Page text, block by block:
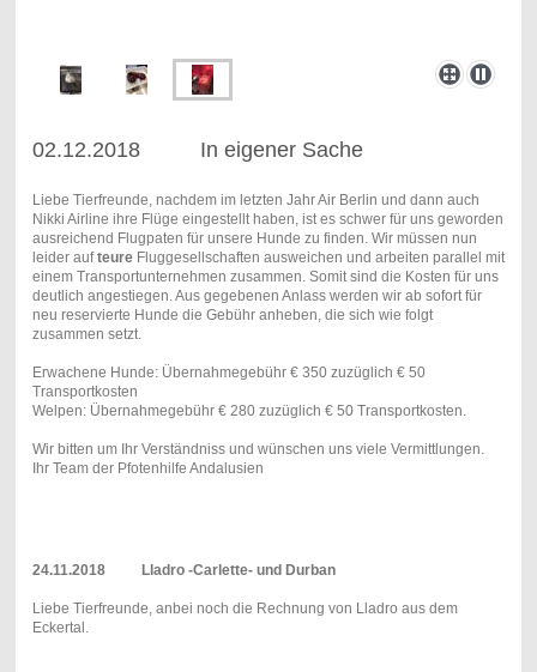
02.12.2018 In eigener Sache
Liebe Tierfreunde, nachdem im letzten Jahr Air Berlin und dann auch
Nikki Airline ihre Flüge eingestellt haben, ist es schwer für uns geworden
ausreichend Flugpaten für unsere Hunde zu finden. Wir müssen nun
leider aufteureFluggesellschaften ausweichen und arbeiten parallel mit
einem Transportunternehmen zusammen. Somit sind die Kosten für uns
deutlich angestiegen. Aus gegebenen Anlass werden wir ab sofort für
neu reservierte Hunde die Gebühr anheben, die sich wie folgt
zusammen setzt.
Erwachene Hunde: Übernahmegebühr € 350 zuzüglich € 50
Transportkosten
Welpen: Übernahmegebühr € 280 zuzüglich € 50 Transportkosten.
Wir bitten um Ihr Verständniss und wünschen uns viele Vermittlungen.
Ihr Team der Pfotenhilfe Andalusien
24.11.2018 Lladro -Carlette- und Durban
Liebe Tierfreunde, anbei noch die Rechnung von Lladro aus dem
Eckertal.